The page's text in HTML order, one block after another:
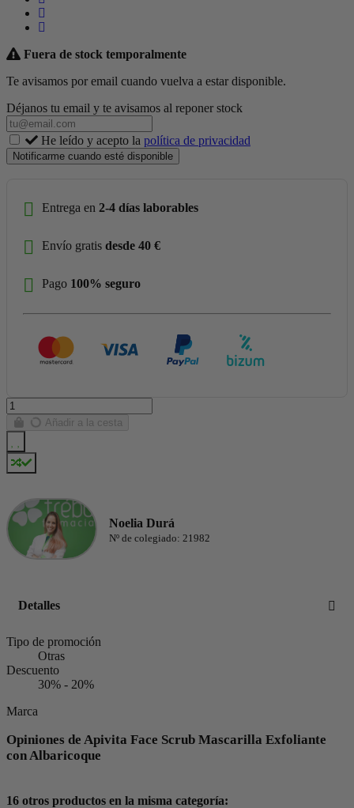
Fuera de stock temporalmente
Te avisamos por email cuando vuelva a estar disponible.
Déjanos tu email y te avisamos al reponer stock
He leído y acepto la política de privacidad
Notificarme cuando esté disponible
Entrega en 2-4 días laborables
Envío gratis desde 40 €
Pago 100% seguro
Añadir a la cesta
Noelia Durá
Nº de colegiado: 21982
Detalles
Tipo de promoción
Otras
Descuento
30% - 20%
Marca
Opiniones de Apivita Face Scrub Mascarilla Exfoliante
con Albaricoque
16 otros productos en la misma categoría: